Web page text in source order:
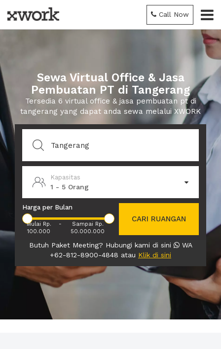
Call Now
Sewa Virtual Office & Jasa
Pembuatan PT di Tangerang
Tersedia 6 virtual office & jasa pembuatan pt di
tangerang yang dapat anda sewa melalui XWORK
Kapasitas
1 - 5 Orang
Harga per Bulan
Mulai Rp.
100.000
-
Sampai Rp.
50.000.000
CARI RUANGAN
Butuh Paket Meeting? Hubungi kami di sini
WA
+62-812-8900-4848 atau Klik di sini